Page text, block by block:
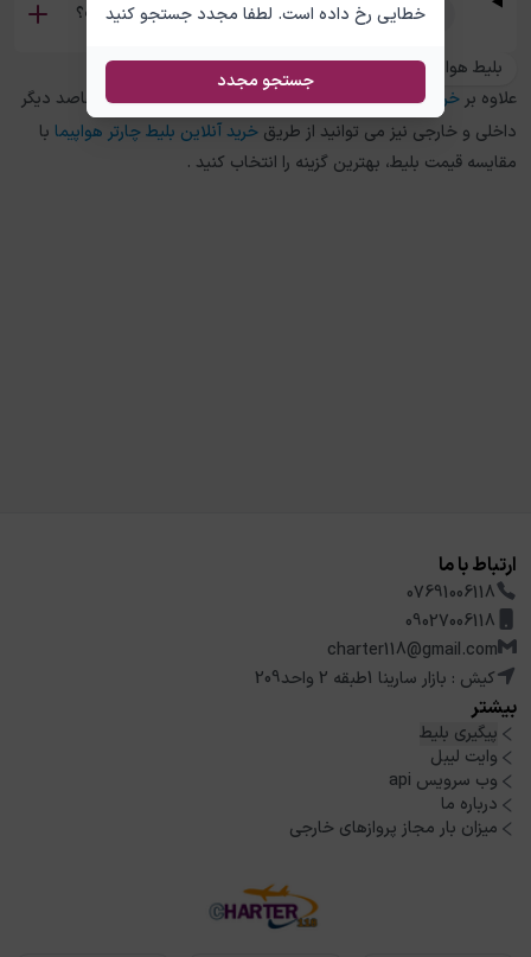
خطایی رخ داده است. لطفا مجدد جستجو کنید
جستجو مجدد
تفاوت بلیط چارتر و سیستمی وان هامبورگ چیست؟
بلیط هواپیما هامبورگ به وان
علاوه بر خرید بلیط هواپیماوانبههامبورگ
، در چارتر 118 برای مقاصد دیگر
داخلی و خارجی نیز می توانید از طریق خرید آنلاین بلیط چارتر هواپیما با
مقایسه قیمت بلیط، بهترین گزینه را انتخاب کنید .
ارتباط با ما
07691006118
09027006118
charter118@gmail.com
کیش : بازار سارینا 1طبقه 2 واحد209
بیشتر
پیگیری بلیط
وایت لیبل
وب سرویس api
درباره ما
میزان بار مجاز پروازهای خارجی